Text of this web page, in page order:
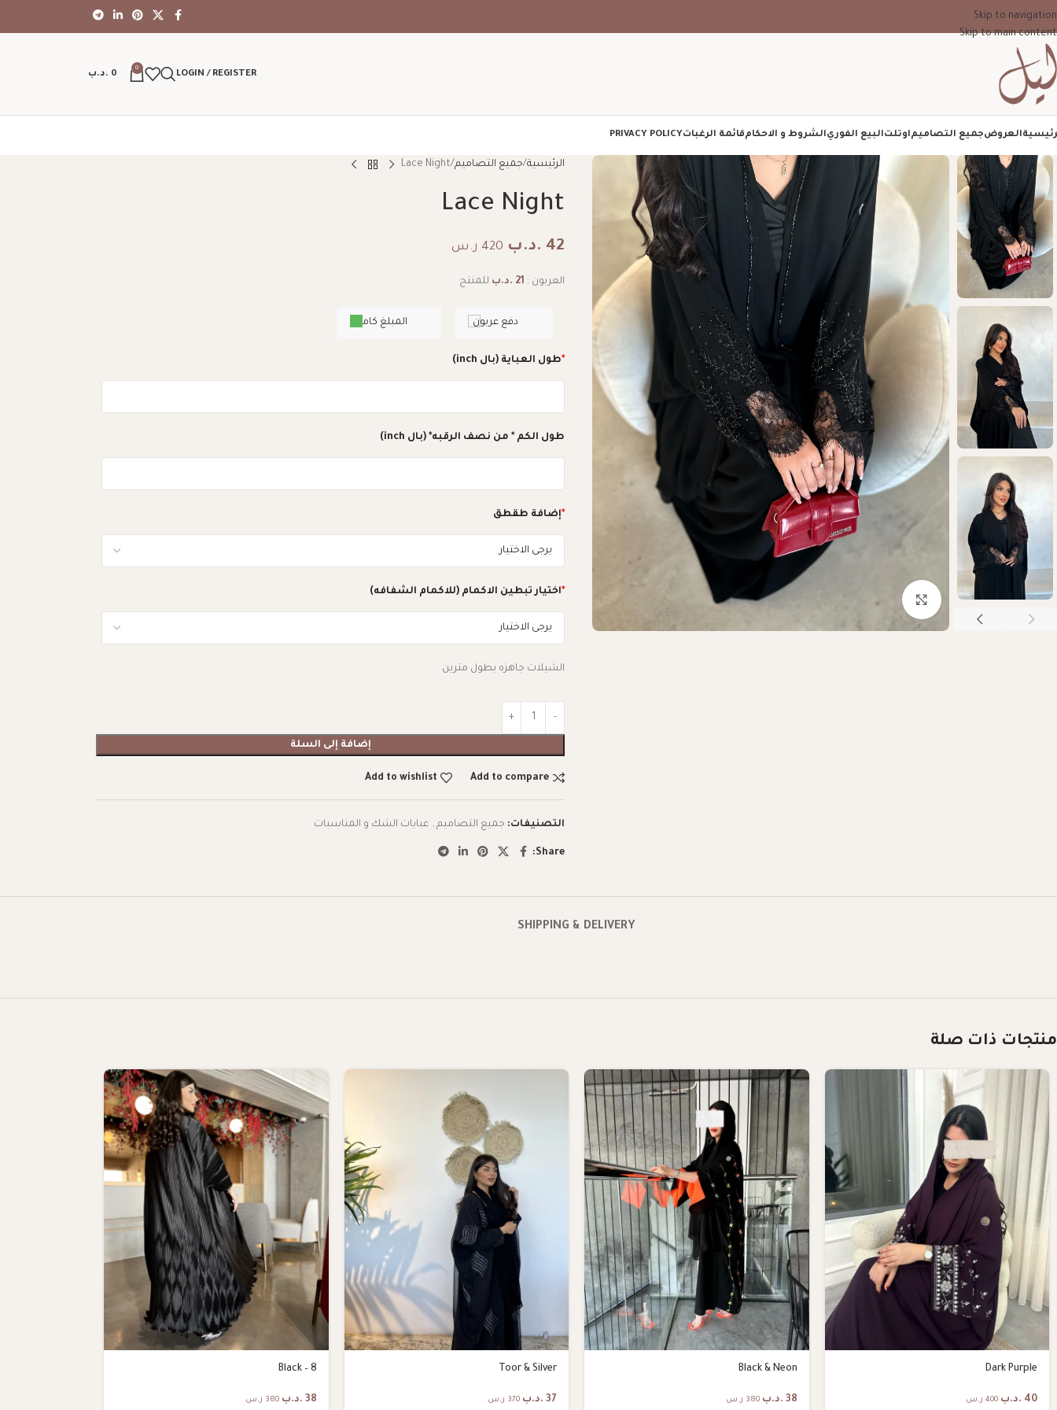
Skip to navigation
Skip to main content
LOGIN / REGISTER
0
0 .د.ب
العروضجميع التصاميماوتلتالبيع الفوريالشروط و الاحكامقائمة الرغباتPRIVACY POLICY
الرئيسية جميع التصاميم Lace Night
Lace Night
42 .د.ب 420 ر.س
العربون : 21 .د.ب للمنتج
المبلغ كامل دفع عربون
*طول العباية (بال inch)
طول الكم * من نصف الرقبه* (بال inch)
*إضافة طقطق
*اختيار تبطين الاكمام (للاكمام الشفافه)
الشيلات جاهزه بطول مترين
إضافة إلى السلة
Add to compare
Add to wishlist
التصنيفات: جميع التصاميم , عبايات الشك و المناسبات
Share:
SHIPPING & DELIVERY
منتجات ذات صلة
Dark Purple
40 .د.ب 400 ر.س
Black & Neon
38 .د.ب 380 ر.س
Toor & Silver
37 .د.ب 370 ر.س
Black – 8
38 .د.ب 380 ر.س